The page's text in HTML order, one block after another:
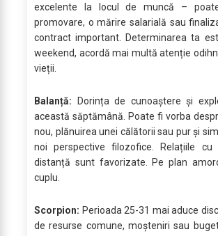
excelente la locul de muncă –
promovare, o mărire salarială sau
contract important. Determinarea ta
weekend, acordă mai multă atenție
vieții.
Balanță:
Dorința de cunoaștere și
această săptămână. Poate fi vorba
nou, plănuirea unei călătorii sau pur și
noi perspective filozofice. Relațiile
distanță sunt favorizate. Pe plan
cuplu.
Scorpion: Perioada 25-31 mai aduce
de resurse comune, moșteniri sau